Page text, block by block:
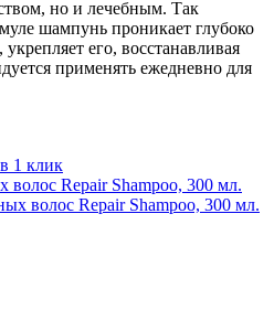
но и лечебным. Так
шампунь проникает глубоко
его, восстанавливая
применять ежедневно для
1 клик
Repair Shampoo, 300 мл.